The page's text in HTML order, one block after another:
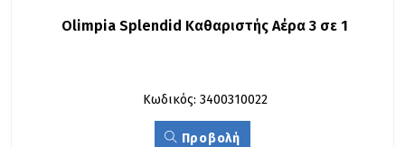
Olimpia Splendid Καθαριστής Αέρα 3 σε 1
Κωδικός: 3400310022
Προβολή